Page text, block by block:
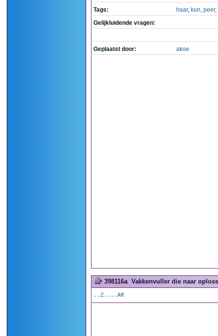
Tags:
haar, kun, peer,
Gelijkluidende vragen:
Geplaatst door: akoe
398116a Vakkenvuller die naar
..Z....AR